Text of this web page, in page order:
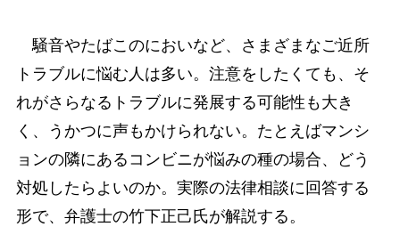
騒音やたばこのにおいなど、さまざまなご近所
トラブルに悩む人は多い。注意をしたくても、そ
れがさらなるトラブルに発展する可能性も大き
く、うかつに声もかけられない。たとえばマンシ
ョンの隣にあるコンビニが悩みの種の場合、どう
対処したらよいのか。実際の法律相談に回答する
形で、弁護士の竹下正己氏が解説する。